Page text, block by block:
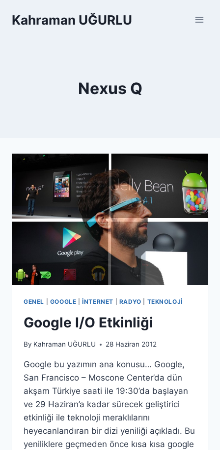
Kahraman UĞURLU
Nexus Q
GENEL GOOGLE |İNTERNET RADYO TEKNOLOJI
Google I/O Etkinliği
By Kahraman UĞURLU 28 Haziran 2012
Google bu yazımın ana konusu… Google,
San Francisco – Moscone Center’da dün
akşam Türkiye saati ile 19:30’da başlayan
ve 29 Haziran’a kadar sürecek geliştirici
etkinliği ile teknoloji meraklılarını
heyecanlandıran bir dizi yeniliği açıkladı. Bu
yeniliklere geçmeden önce kısa kısa google